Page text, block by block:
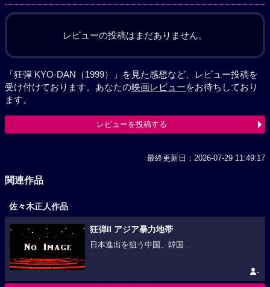
レビューの投稿はまだありません。
「狂弾 KYO-DAN（1999）」を見た感想など、レビュー投稿を
受け付けております。あなたの映画レビューをお待ちしており
ます。
レビューを投稿する
最終更新日：2026-07-29 11:49:17
関連作品
佐々木正人作品
狂弾II アジア暴力地帯
日本進出を狙う中国、韓国...
-